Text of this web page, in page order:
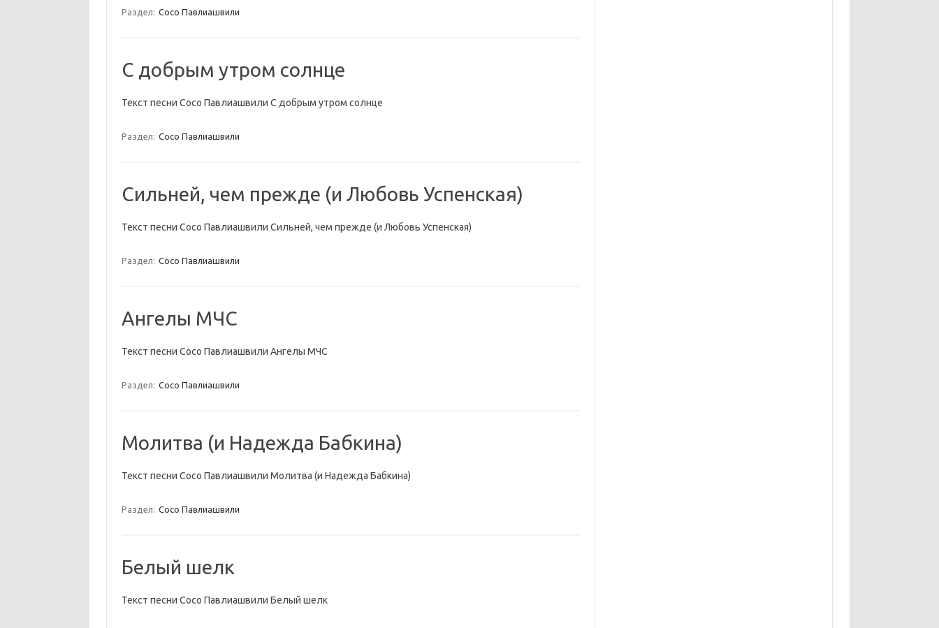
Раздел: Сосо Павлиашвили
С добрым утром солнце
Текст песни Сосо Павлиашвили С добрым утром солнце
Раздел: Сосо Павлиашвили
Сильней, чем прежде (и Любовь Успенская)
Текст песни Сосо Павлиашвили Сильней, чем прежде (и Любовь Успенская)
Раздел: Сосо Павлиашвили
Ангелы МЧС
Текст песни Сосо Павлиашвили Ангелы МЧС
Раздел: Сосо Павлиашвили
Молитва (и Надежда Бабкина)
Текст песни Сосо Павлиашвили Молитва (и Надежда Бабкина)
Раздел: Сосо Павлиашвили
Белый шелк
Текст песни Сосо Павлиашвили Белый шелк